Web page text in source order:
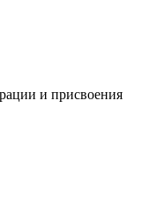
и присвоения